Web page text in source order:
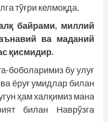
тўғри келмоқда.
байрами, миллий
ва маданий
қисмидир.
боболаримиз бу улуғ
ёруғ умидлар билан
ҳам халқимиз мана
билан Наврўзга